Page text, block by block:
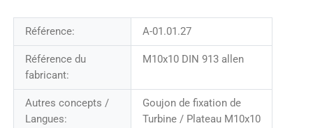
Référence: A-01.01.27
Référence du
fabricant:
M10x10 DIN 913 allen
Autres concepts /
Langues:
Goujon de fixation de
Turbine / Plateau M10x10